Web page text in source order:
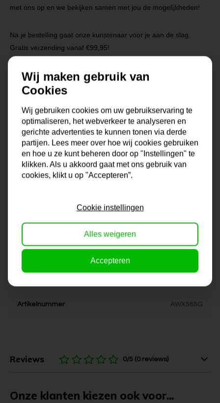
met ons op en we bekijken samen met jou de mogelijkheden!
Na je bestelling gaat onze kunstenaar voor je aan de slag.
Gratis verzending vanaf €99,95!
Specificaties
Maat
Korte omschrijving
Origineel schilderij van onze
eigen kunstenaars
Formaat
Stijl kleurrijk, vrolijk, modern
Kleur
geel, rood, blauw, groen, wit,
Artikelnummer AWX565G
Reviews 0/5 (0 reviews)
Onze klanten kiezen ook voor...
Wij maken gebruik van
Cookies
Wij gebruiken cookies om uw gebruikservaring te
optimaliseren, het webverkeer te analyseren en
gerichte advertenties te kunnen tonen via derde
partijen. Lees meer over hoe wij cookies gebruiken
en hoe u ze kunt beheren door op "Instellingen" te
klikken. Als u akkoord gaat met ons gebruik van
cookies, klikt u op "Accepteren”.
Cookie instellingen
Alles weigeren
Accepteren